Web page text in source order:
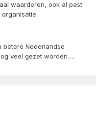
waarderen, ook al past
betere Nederlandse
veel gezet worden….